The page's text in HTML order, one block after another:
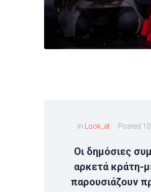
In Look_at Posted
Οι δημόσιες
αρκετά κράτη-
παρουσιάζουν